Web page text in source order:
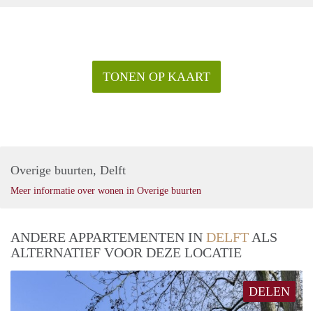
TONEN OP KAART
Overige buurten, Delft
Meer informatie over wonen in Overige buurten
ANDERE APPARTEMENTEN IN DELFT ALS
ALTERNATIEF VOOR DEZE LOCATIE
DELEN